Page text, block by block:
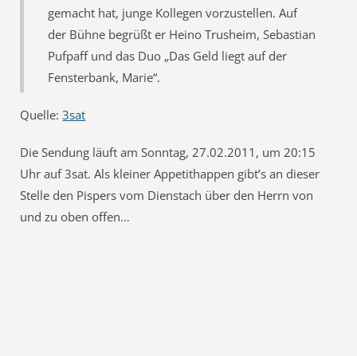
gemacht hat, junge Kollegen vorzustellen. Auf
der Bühne begrüßt er Heino Trusheim, Sebastian
Pufpaff und das Duo „Das Geld liegt auf der
Fensterbank, Marie“.
Quelle:3sat
Die Sendung läuft am Sonntag, 27.02.2011, um 20:15
Uhr auf 3sat. Als kleiner Appetithappen gibt’s an dieser
Stelle den Pispers vom Dienstach über den Herrn von
und zu oben offen…